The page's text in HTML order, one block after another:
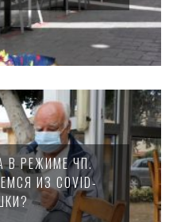
В РЕЖИМЕ ЧП.
ИЗ COVID-